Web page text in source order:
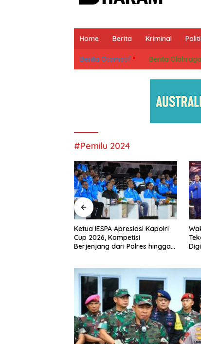
Home Berita Kriminal
Berita Otomotif Berita Olahraga
#Pemilu 2024
Wakapolri Dedi Prasetyo
Tekankan Karakter dan Literasi
Digital di Kapolri Cup 2026